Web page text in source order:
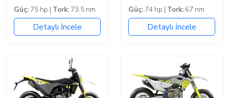
Güç: 75 hp | Tork: 73.5 nm
Detaylı İncele
Güç: 74 hp | Tork: 67 nm
Detaylı İncele